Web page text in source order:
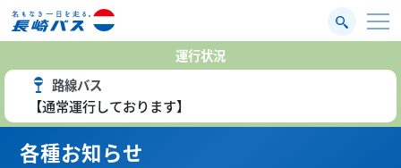
運行状況
路線バス
【通常運行しております】
各種お知らせ